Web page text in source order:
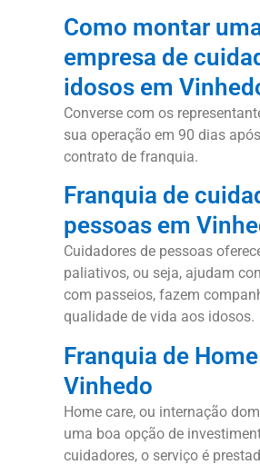
Como montar
empresa de
idosos em
Converse com os
sua operação em 90 dias
contrato de franquia.
Franquia de
pessoas em
Cuidadores de pessoas
paliativos, ou seja, ajudam
com passeios, fazem
qualidade de vida aos idosos.
Franquia de
Vinhedo
Home care, ou internação
uma boa opção de
cuidadores, o serviço é